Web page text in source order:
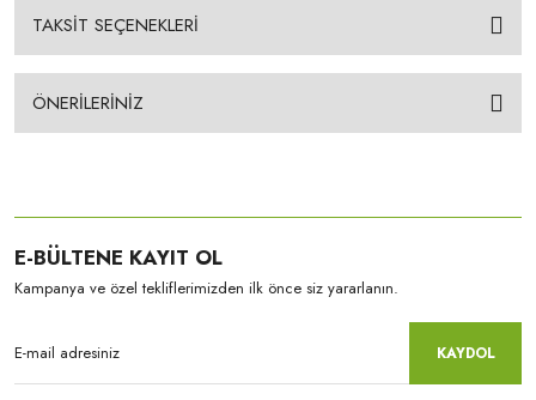
TAKSİT SEÇENEKLERİ
ÖNERİLERİNİZ
E-BÜLTENE KAYIT OL
Kampanya ve özel tekliflerimizden ilk önce siz yararlanın.
KAYDOL